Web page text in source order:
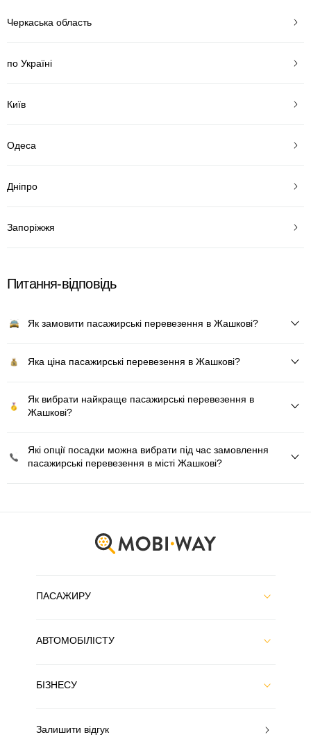
Черкаська область
по Україні
Київ
Одеса
Дніпро
Запоріжжя
Питання-відповідь
Як замовити пасажирські перевезення в Жашкові?
Яка ціна пасажирські перевезення в Жашкові?
Як вибрати найкраще пасажирські перевезення в
Жашкові?
Які опції посадки можна вибрати під час замовлення
пасажирські перевезення в місті Жашкові?
ПАСАЖИРУ
АВТОМОБІЛІСТУ
БІЗНЕСУ
Залишити відгук